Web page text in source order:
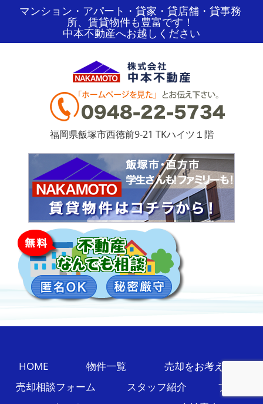
マンション・アパート・貸家・貸店舗・貸事務
所、賃貸物件も豊富です！
中本不動産へお越しください
福岡県飯塚市西徳前9-21 TKハイツ１階
HOME 物件一覧
売却をお考えの方
売却相談フォーム
スタッフ紹介
ブログ